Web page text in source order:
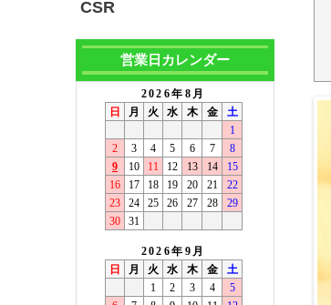
CSR
営業日カレンダー